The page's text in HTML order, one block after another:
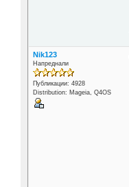
Nik123
Напреднали
Публикации: 4928
Distribution: Mageia, Q4OS